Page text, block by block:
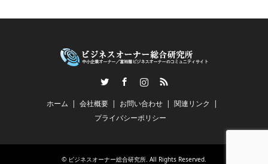
InstagramRSS
ホーム 会社概要 お問い合わせ
関連リンク
プライバシーポリシー
© ビジネスオーナー総合研究所 . All Rights Reserved.